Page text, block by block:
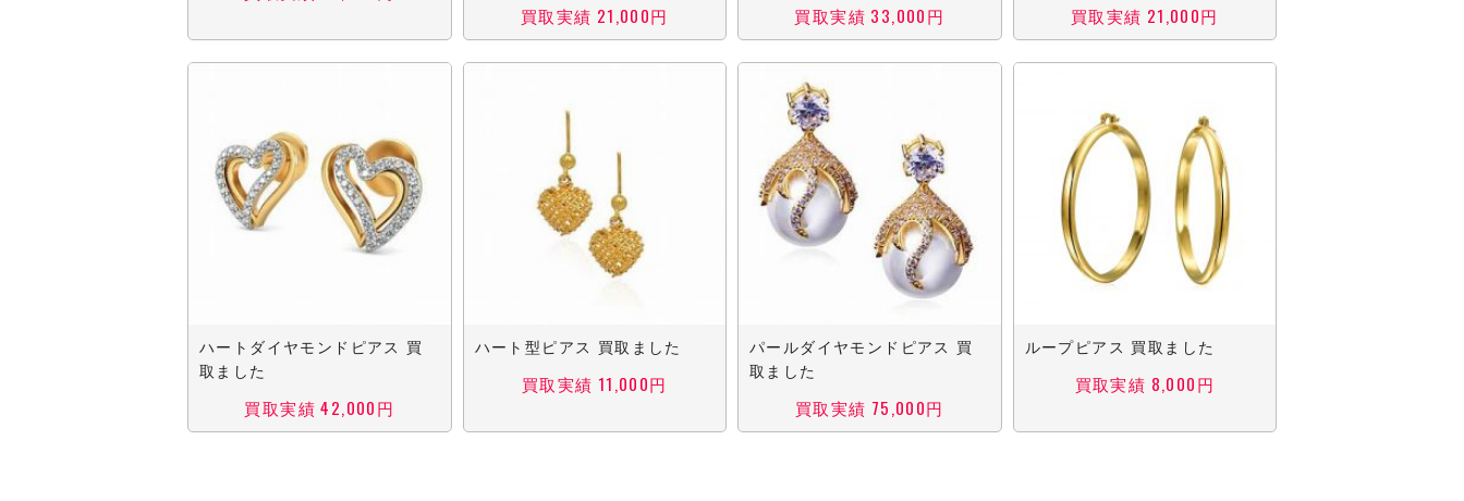
買取実績 21,000円 買取実績 33,000円 買取実績 21,000円
ハートダイヤモンドピアス 買
取ました
買取実績 42,000円
ハート型ピアス 買取ました
買取実績 11,000円
パールダイヤモンドピアス 買
取ました
買取実績 75,000円
ループピアス 買取ました
買取実績 8,000円